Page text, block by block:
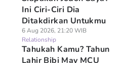
Ini Ciri-Ciri Dia
Ditakdirkan Untukmu
6 Aug 2026, 21:20 WIB
Relationship
Tahukah Kamu? Tahun
Lahir Bibi May MCU